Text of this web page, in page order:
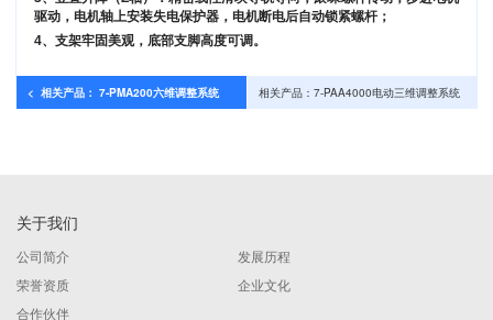
驱动，电机轴上安装失电保护器，电机断电后自动锁紧螺杆；
4、支架牢固美观，底部支脚高度可调。
< 相关产品： 7-PMA200六维调整系统 相关产品：7-PAA4000电动三维调整系统
关于我们
公司简介
发展历程
荣誉资质
企业文化
合作伙伴